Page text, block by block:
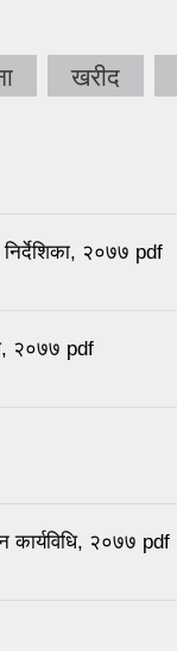
खरीद
निर्देशिका, २०७७ pdf
२०७७ pdf
कार्यविधि, २०७७ pdf